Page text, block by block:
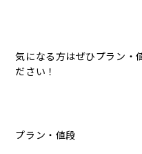
気になる方はぜひプラン・
ださい！
プラン・値段